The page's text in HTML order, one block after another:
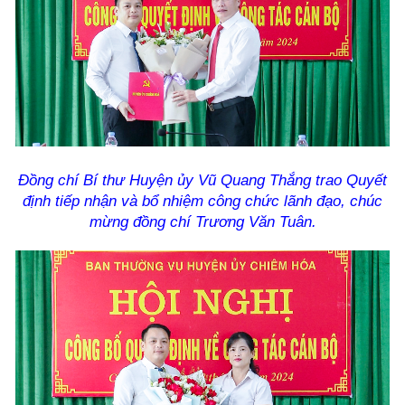
Đồng chí Bí thư Huyện ủy Vũ Quang Thắng trao Quyết
định tiếp nhận và bổ nhiệm công chức lãnh đạo, chúc
mừng đồng chí Trương Văn Tuân.